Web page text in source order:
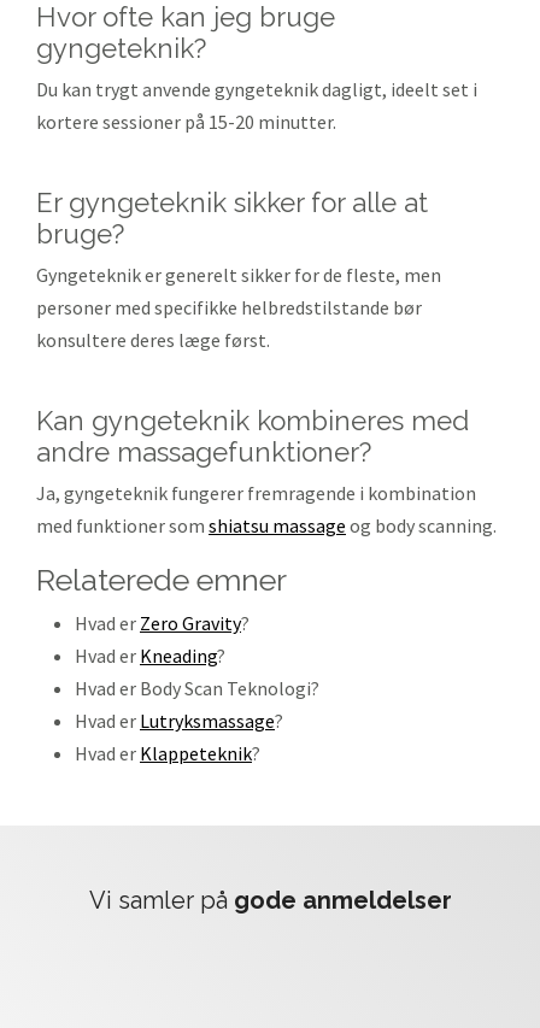
Hvor ofte kan jeg bruge
gyngeteknik?
Du kan trygt anvende gyngeteknik dagligt, ideelt set i
kortere sessioner på 15-20 minutter.
Er gyngeteknik sikker for alle at
bruge?
Gyngeteknik er generelt sikker for de fleste, men
personer med specifikke helbredstilstande bør
konsultere deres læge først.
Kan gyngeteknik kombineres med
andre massagefunktioner?
Ja, gyngeteknik fungerer fremragende i kombination
med funktioner som shiatsu massage og body scanning.
relaterede emner
Hvad er Zero Gravity?
Hvad er Kneading?
Hvad er Body Scan Teknologi?
Hvad er Lufttryksmassage?
Hvad er Klappeteknik?
vi samler på gode anmeldelser